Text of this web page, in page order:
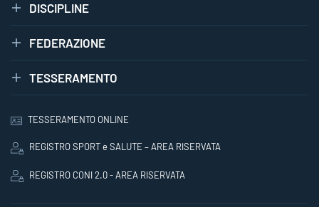
DISCIPLINE
FEDERAZIONE
TESSERAMENTO
TESSERAMENTO ONLINE
REGISTRO SPORT e SALUTE – AREA RISERVATA
REGISTRO CONI 2.0 - AREA RISERVATA